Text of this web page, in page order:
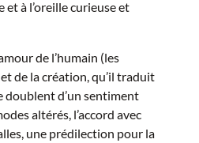
à l’oreille curieuse et
de l’humain (les
de la création, qu’il traduit
doublent d’un sentiment
altérés, l’accord avec
une prédilection pour la